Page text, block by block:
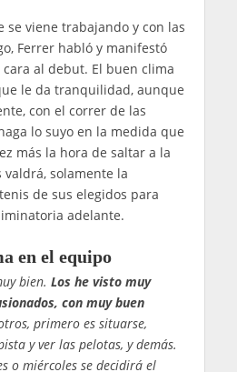
se viene trabajando y con las
Ferrer habló y manifestó
al debut. El buen clima
le da tranquilidad, aunque
con el correr de las
lo suyo en la medida que
más la hora de saltar a la
solamente la
de sus elegidos para
adelante.
en el equipo
bien. Los he visto muy
con muy buen
primero es situarse,
y ver las pelotas, y demás.
o miércoles se decidirá el